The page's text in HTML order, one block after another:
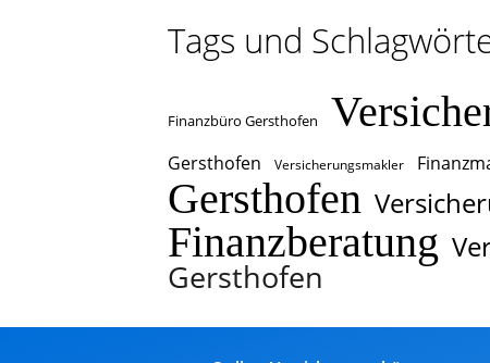
Tags und
Finanzbüro Gersthofen
Gersthofen
Versicherungsmakler
Gersthofen
Finanzberatung
Gersthofen